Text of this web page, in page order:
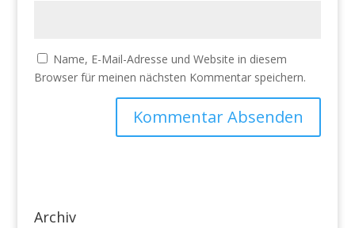
Name, E-Mail-Adresse und Website in diesem
Browser für meinen nächsten Kommentar speichern.
Archiv